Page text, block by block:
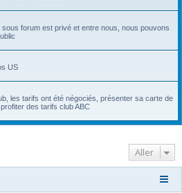
forum est privé et entre nous, nous pouvons
US
les tarifs ont été négociés, présenter sa carte de
des tarifs club ABC
Aller